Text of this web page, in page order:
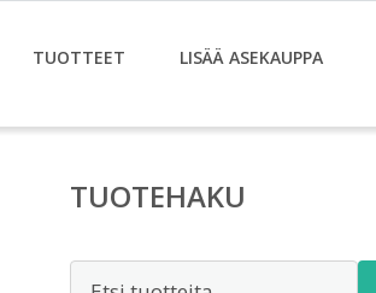
TUOTTEET LISÄÄ ASEKAUPPA
TUOTEHAKU